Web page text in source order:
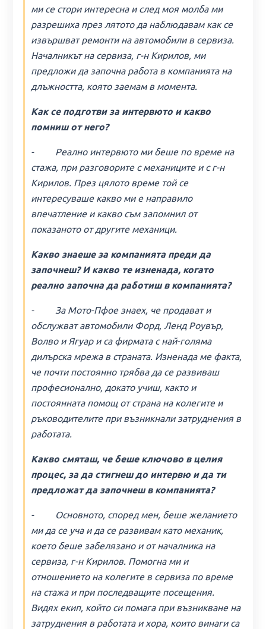
ми се стори интересна и след моя молба ми
разрешиха през лятото да наблюдавам как се
извършват ремонти на автомобили в сервиза.
Началникът на сервиза, г-н Кирилов, ми
предложи да започна работа в компанията на
длъжността, която заемам в момента.
Как се подготви за интервюто и какво
помниш от него?
- Реално интервюто ми беше по време на
стажа, при разговорите с механиците и с г-н
Кирилов. През цялото време той се
интересуваше какво ми е направило
впечатление и какво съм запомнил от
показаното от другите механици.
Какво знаеше за компанията преди да
започнеш? И какво те изненада, когато
реално започна да работиш в компанията?
- За Мото-Пфое знаех, че продават и
обслужват автомобили Форд, Ленд Роувър,
Волво и Ягуар и са фирмата с най-голяма
дилърска мрежа в страната. Изненада ме факта,
че почти постоянно трябва да се развиваш
професионално, докато учиш, както и
постоянната помощ от страна на колегите и
ръководителите при възникнали затруднения в
работата.
Какво смяташ, че беше ключово в целия
процес, за да стигнеш до интервю и да ти
предложат да започнеш в компанията?
- Основното, според мен, беше желанието
ми да се уча и да се развивам като механик,
което беше забелязано и от началника на
сервиза, г-н Кирилов. Помогна ми и
отношението на колегите в сервиза по време
на стажа и при последващите посещения.
Видях екип, който си помага при възникване на
затруднения в работата и хора, които винаги са